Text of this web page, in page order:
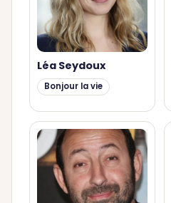
Léa Seydoux
Bonjour la vie